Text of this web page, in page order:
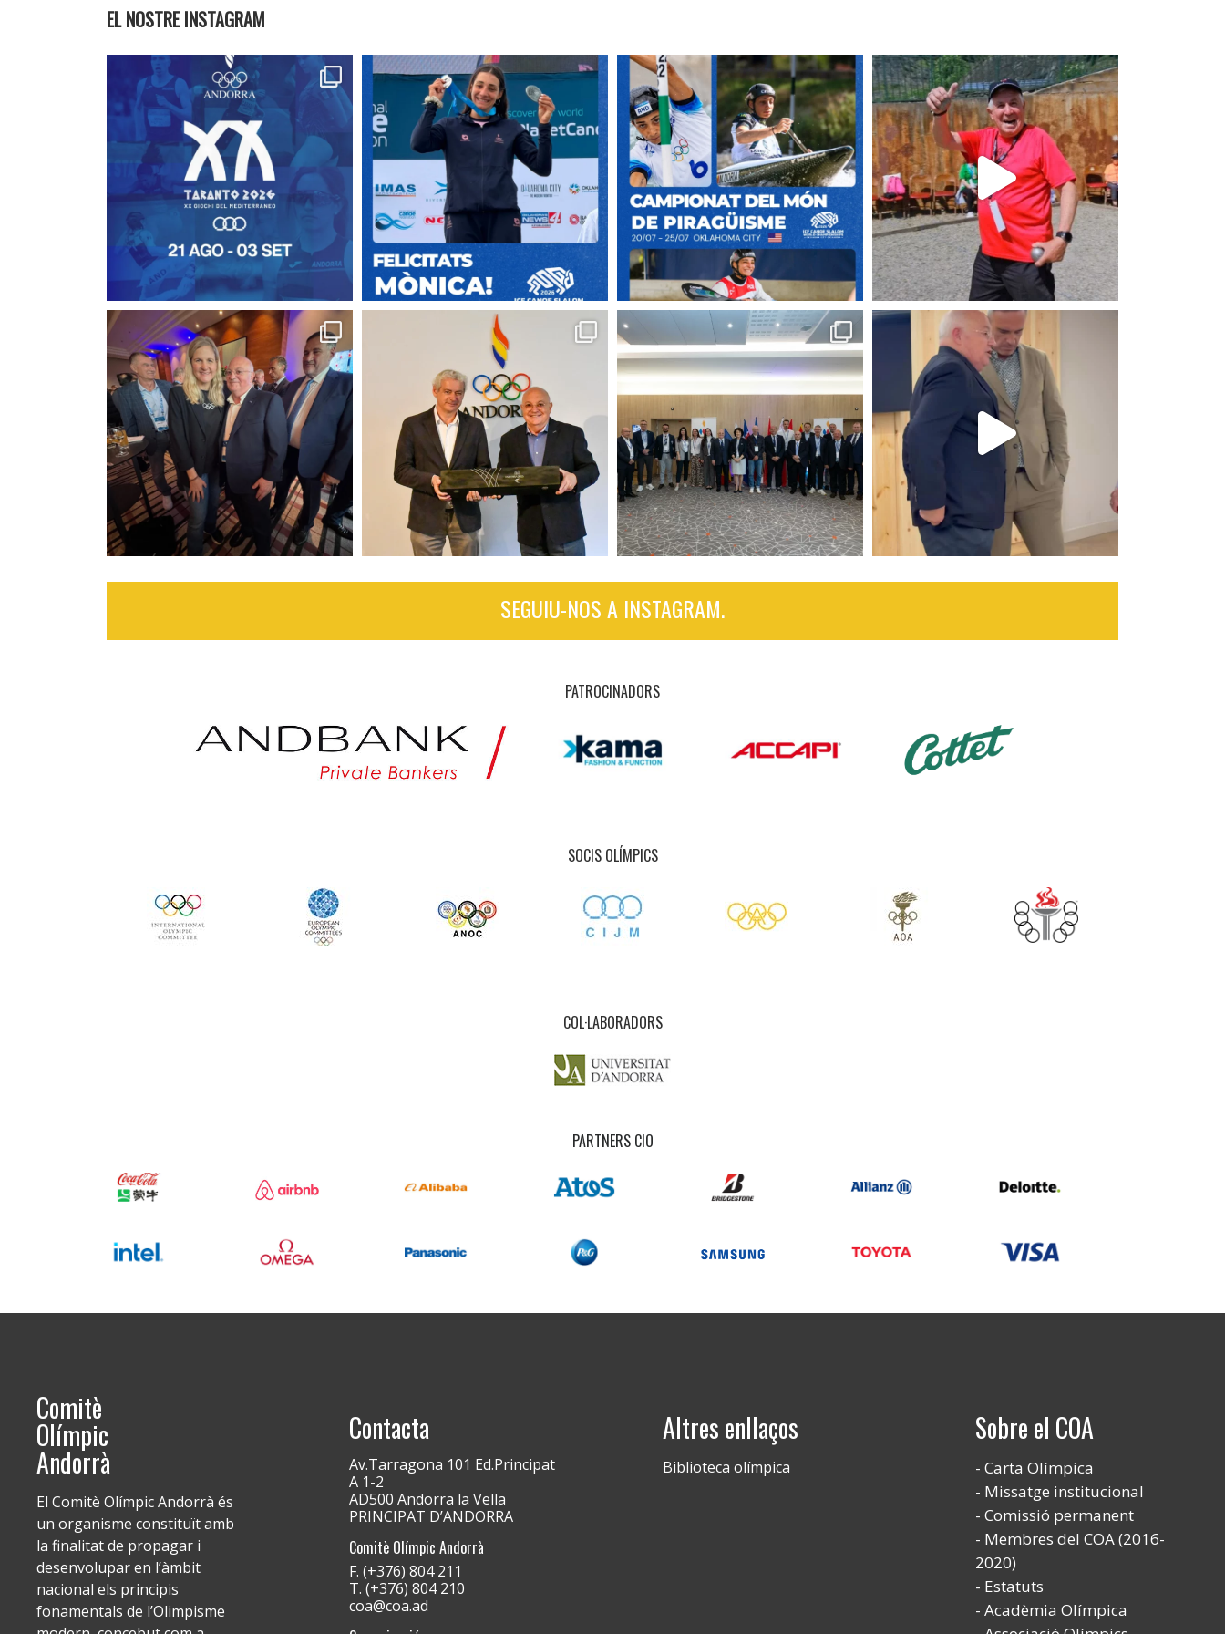
EL NOSTRE INSTAGRAM
SEGUIU-NOS A INSTAGRAM.
PATROCINADORS
SOCIS OLÍMPICS
COL·LABORADORS
PARTNERS CIO
Comitè
Olímpic
Andorrà
El Comitè Olímpic Andorrà és
un organisme constituït amb
la finalitat de propagar i
desenvolupar en l’àmbit
nacional els principis
fonamentals de l’Olimpisme
Contacta
Av.Tarragona 101 Ed.Principat
A 1-2
AD500 Andorra la Vella
PRINCIPAT D’ANDORRA
Comitè Olímpic Andorrà
F. (+376) 804 211
T. (+376) 804 210
coa@coa.ad
Altres enllaços
Biblioteca olímpica
Sobre el COA
Carta Olímpica
Missatge institucional
Comissió permanent
Membres del COA (2016-
2020)
Estatuts
Acadèmia Olímpica